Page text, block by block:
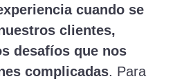
cuando se
clientes,
desafíos que nos
complicadas. Para